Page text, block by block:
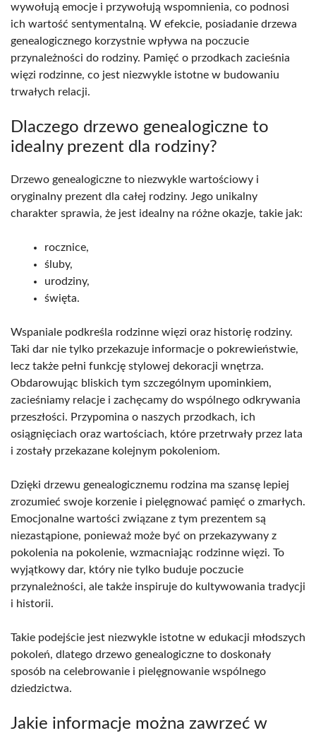
wywołują emocje i przywołują wspomnienia, co podnosi
ich wartość sentymentalną. W efekcie, posiadanie drzewa
genealogicznego korzystnie wpływa na poczucie
przynależności do rodziny. Pamięć o przodkach zacieśnia
więzi rodzinne, co jest niezwykle istotne w budowaniu
trwałych relacji.
Dlaczego drzewo genealogiczne to
idealny prezent dla rodziny?
Drzewo genealogiczne to niezwykle wartościowy i
oryginalny prezent dla całej rodziny. Jego unikalny
charakter sprawia, że jest idealny na różne okazje, takie jak:
rocznice,
śluby,
urodziny,
święta.
Wspaniale podkreśla rodzinne więzi oraz historię rodziny.
Taki dar nie tylko przekazuje informacje o pokrewieństwie,
lecz także pełni funkcję stylowej dekoracji wnętrza.
Obdarowując bliskich tym szczególnym upominkiem,
zacieśniamy relacje i zachęcamy do wspólnego odkrywania
przeszłości. Przypomina o naszych przodkach, ich
osiągnięciach oraz wartościach, które przetrwały przez lata
i zostały przekazane kolejnym pokoleniom.
Dzięki drzewu genealogicznemu rodzina ma szansę lepiej
zrozumieć swoje korzenie i pielęgnować pamięć o zmarłych.
Emocjonalne wartości związane z tym prezentem są
niezastąpione, ponieważ może być on przekazywany z
pokolenia na pokolenie, wzmacniając rodzinne więzi. To
wyjątkowy dar, który nie tylko buduje poczucie
przynależności, ale także inspiruje do kultywowania tradycji
i historii.
Takie podejście jest niezwykle istotne w edukacji młodszych
pokoleń, dlatego drzewo genealogiczne to doskonały
sposób na celebrowanie i pielęgnowanie wspólnego
dziedzictwa.
Jakie informacje można zawrzeć w